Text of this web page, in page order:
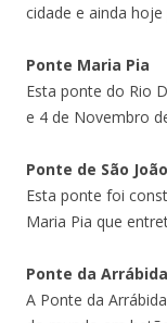
cidade e ainda
Ponte Maria Pia
Esta ponte do Rio
e 4 de Novembro
Ponte de São João
Esta ponte foi
Maria Pia que
Ponte da Arrábida
A Ponte da